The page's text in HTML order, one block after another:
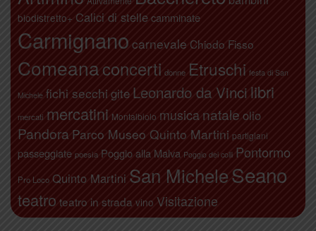
biodistretto+ Calici di stelle camminate
Carmignano carnevale Chiodo Fisso
Comeanaconcerti donne Etruschi festa di San
Michele fichi secchi gite Leonardo da Vinci libri
mercati mercatini Montalbiolo musica natale olio
Pandora Parco Museo Quinto Martini partigiani
passeggiate poesia Poggio alla Malva Poggio dei colli Pontormo
Pro Loco Quinto Martini San MicheleSeano
teatro teatro in strada vino Visitazione